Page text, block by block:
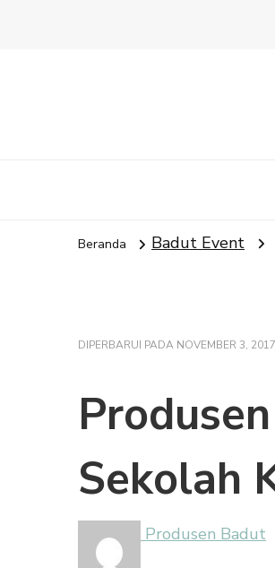
Beranda Badut Event
DIPERBARUI PADA NOVEMBER 3, 2017
Sekolah
Produsen Badut